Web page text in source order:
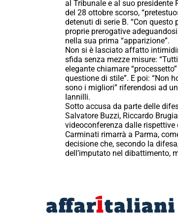
al Tribunale e al suo presidente
del 28 ottobre scorso,
detenuti di serie B. “Con
proprie prerogative
nella sua prima “apparizione”.
Non si è lasciato affatto
sfida senza mezze misure:
elegante chiamare
questione di stile”. E poi: “Non
sono i migliori” riferendosi ad
Iannilli.
Sotto accusa da parte delle
Salvatore Buzzi, Riccardo
videoconferenza dalle
Carminati rimarrà a Parma,
decisione che, secondo la
dell’imputato nel dibattimento,